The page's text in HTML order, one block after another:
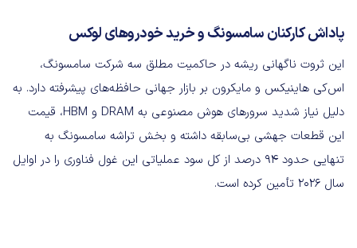
پاداش کارکنان سامسونگ و خرید خودروهای لوکس
این ثروت ناگهانی ریشه در حاکمیت مطلق سه شرکت سامسونگ،
اس‌کی هاینیکس و مایکرون بر بازار جهانی حافظه‌های پیشرفته دارد. به
دلیل نیاز شدید سرورهای هوش مصنوعی به DRAM و HBM، قیمت
این قطعات جهشی بی‌سابقه داشته و بخش تراشه سامسونگ به
تنهایی حدود ۹۴ درصد از کل سود عملیاتی این غول فناوری را در اوایل
سال ۲۰۲۶ تأمین کرده است.